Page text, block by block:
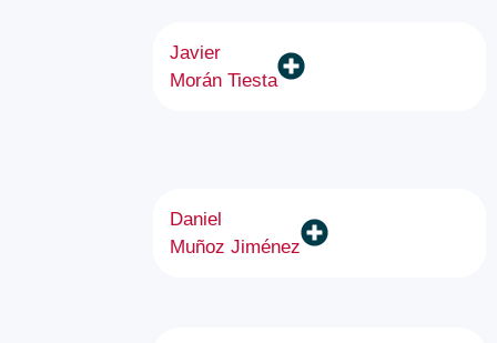
Javier
Morán Tiesta
Daniel
Muñoz Jiménez